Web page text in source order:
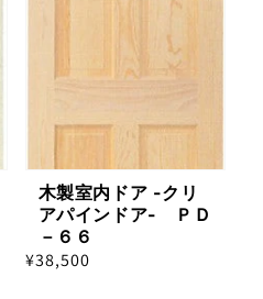
木製室内ドア -クリ
アパインドア- ＰＤ
－６６
通
¥38,500